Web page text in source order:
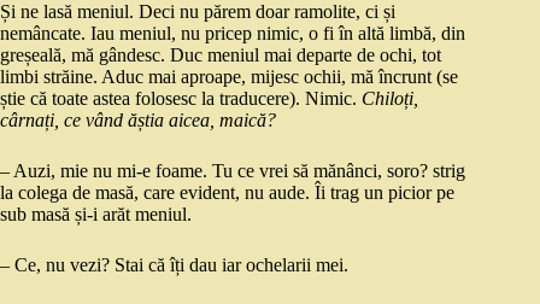
Și ne lasă meniul. Deci nu părem doar ramolite, ci și
nemâncate. Iau meniul, nu pricep nimic, o fi în altă limbă, din
greșeală, mă gândesc. Duc meniul mai departe de ochi, tot
limbi străine. Aduc mai aproape, mijesc ochii, mă încrunt (se
știe că toate astea folosesc la traducere). Nimic. Chiloți,
cârnați, ce vând ăștia aicea, maică?
– Auzi, mie nu mi-e foame. Tu ce vrei să mănânci, soro? strig
la colega de masă, care evident, nu aude. Îi trag un picior pe
sub masă și-i arăt meniul.
– Ce, nu vezi? Stai că îți dau iar ochelarii mei.